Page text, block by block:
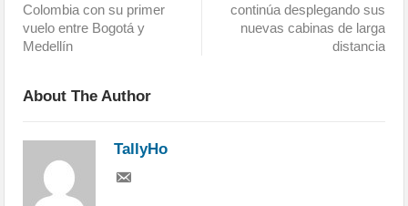
Colombia con su primer
vuelo entre Bogotá y
Medellín
continúa desplegando sus
nuevas cabinas de larga
distancia
About The Author
TallyHo